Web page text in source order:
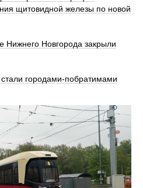
щитовидной железы по новой
Нижнего Новгорода закрыли
городами-побратимами